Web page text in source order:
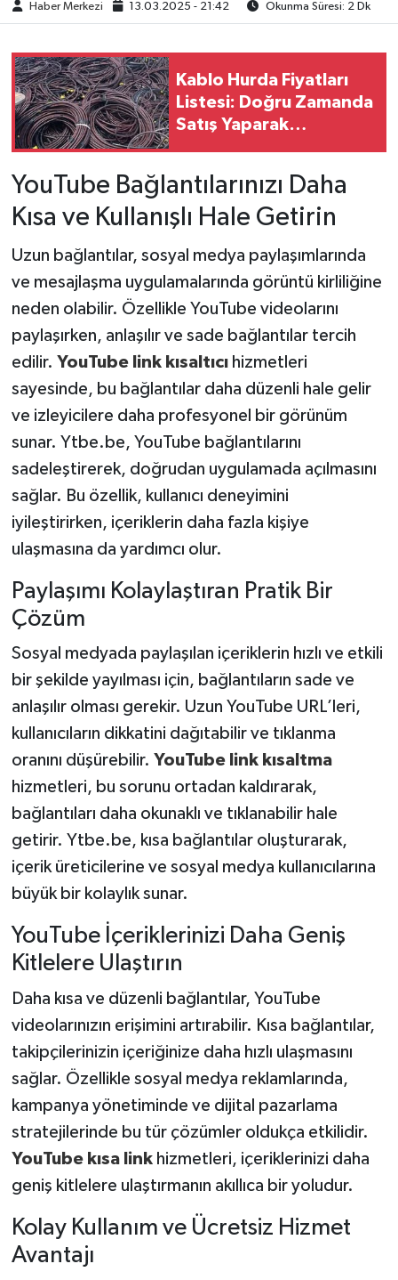
Haber Merkezi 13.03.2025 - 21:42 Okunma Süresi: 2 Dk
Kablo Hurda Fiyatları
Listesi: Doğru Zamanda
Satış Yaparak
YouTube Bağlantılarınızı Daha
Kısa ve Kullanışlı Hale Getirin
Uzun bağlantılar, sosyal medya paylaşımlarında
ve mesajlaşma uygulamalarında görüntü kirliliğine
neden olabilir. Özellikle YouTube videolarını
paylaşırken, anlaşılır ve sade bağlantılar tercih
edilir. YouTube link kısaltıcıhizmetleri
sayesinde, bu bağlantılar daha düzenli hale gelir
ve izleyicilere daha profesyonel bir görünüm
sunar. Ytbe.be, YouTube bağlantılarını
sadeleştirerek, doğrudan uygulamada açılmasını
sağlar. Bu özellik, kullanıcı deneyimini
iyileştirirken, içeriklerin daha fazla kişiye
ulaşmasına da yardımcı olur.
Paylaşımı Kolaylaştıran Pratik Bir
Çözüm
Sosyal medyada paylaşılan içeriklerin hızlı ve etkili
bir şekilde yayılması için, bağlantıların sade ve
anlaşılır olması gerekir. Uzun YouTube URL’leri,
kullanıcıların dikkatini dağıtabilir ve tıklanma
oranını düşürebilir. YouTube link kısaltma
hizmetleri, bu sorunu ortadan kaldırarak,
bağlantıları daha okunaklı ve tıklanabilir hale
getirir. Ytbe.be, kısa bağlantılar oluşturarak,
içerik üreticilerine ve sosyal medya kullanıcılarına
büyük bir kolaylık sunar.
YouTube İçeriklerinizi Daha Geniş
Kitlelere Ulaştırın
Daha kısa ve düzenli bağlantılar, YouTube
videolarınızın erişimini artırabilir. Kısa bağlantılar,
takipçilerinizin içeriğinize daha hızlı ulaşmasını
sağlar. Özellikle sosyal medya reklamlarında,
kampanya yönetiminde ve dijital pazarlama
stratejilerinde bu tür çözümler oldukça etkilidir.
YouTube kısa linkhizmetleri, içeriklerinizi daha
geniş kitlelere ulaştırmanın akıllıca bir yoludur.
Kolay Kullanım ve Ücretsiz Hizmet
Avantajı
MAGAZİN
VEFAT
BİLİM&TEKNOLOJİ
BÖLGE
TÜRKİYE